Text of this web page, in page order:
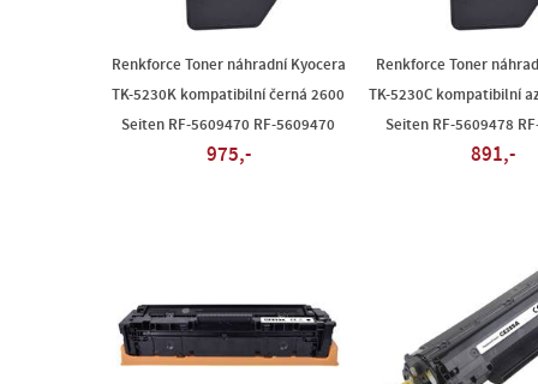
Renkforce Toner náhradní Kyocera
TK-5230K kompatibilní černá 2600
Seiten RF-5609470 RF-5609470
975,-
Renkforce Toner
TK-5230C kompatibilní
Seiten RF-5609478
891,-